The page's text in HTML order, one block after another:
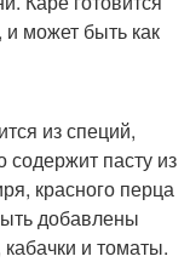
может быть как
из специй,
пасту из
красного перца
добавлены
и томаты.